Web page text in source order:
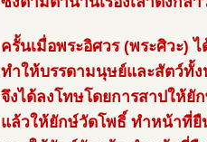
ครั้นเมื่อพระอิศวร (พระศิวะ)
ทำให้บรรดามนุษย์และสัตว์ทั้
จึงได้ลงโทษโดยการสาปให้ยั
แล้วให้ยักษ์วัดโพธิ์ ทำหน้าที่ยื